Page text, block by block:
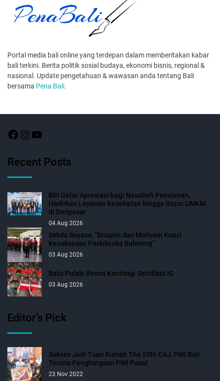
Portal media bali online yang terdepan dalam memberitakan kabar
bali terkini. Berita politik sosial budaya, ekonomi bisnis, regional &
nasional. Update pengetahuan & wawasan anda tentang Bali
bersama Pena Bali.
Recent Posts
BRI Gelar Apresiasi bagi Nasabah Pensiunan,
Hadirkan Layanan Kesehatan hingga Bazar UMKM
di Denpasar
04 Aug 2026
Sekda Suyasa, “Disiplin dan Motivasi Kunci
Kesuksesan Paskibraka Buleleng”
03 Aug 2026
Batu Pulaki Resmi Kantongi Sertifikat IG
03 Aug 2026
Editor’s Pick
Sukses Jadi Tuan Rumah The 20th CAJ, PWI Bali
Terima Penghargaan PWI Pusat
23 Nov 2022